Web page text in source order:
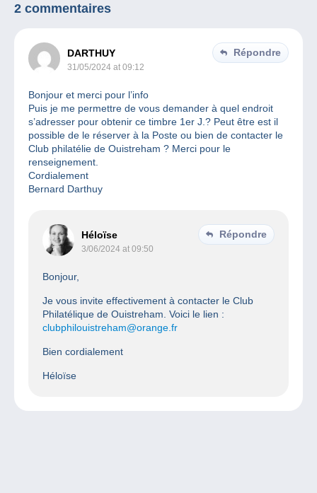
2 commentaires
DARTHUY
31/05/2024 at 09:12
Répondre
Bonjour et merci pour l’info
Puis je me permettre de vous demander à quel endroit
s’adresser pour obtenir ce timbre 1er J.? Peut être est il
possible de le réserver à la Poste ou bien de contacter le
Club philatélie de Ouistreham ? Merci pour le
renseignement.
Cordialement
Bernard Darthuy
Héloïse
3/06/2024 at 09:50
Répondre
Bonjour,
Je vous invite effectivement à contacter le Club
Philatélique de Ouistreham. Voici le lien :
clubphilouistreham@orange.fr
Bien cordialement
Héloïse